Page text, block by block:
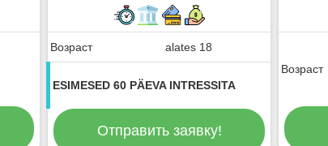
Возраст alates 18
ESIMESED 60 PÄEVA INTRESSITA
Отправить заявку!
Возраст